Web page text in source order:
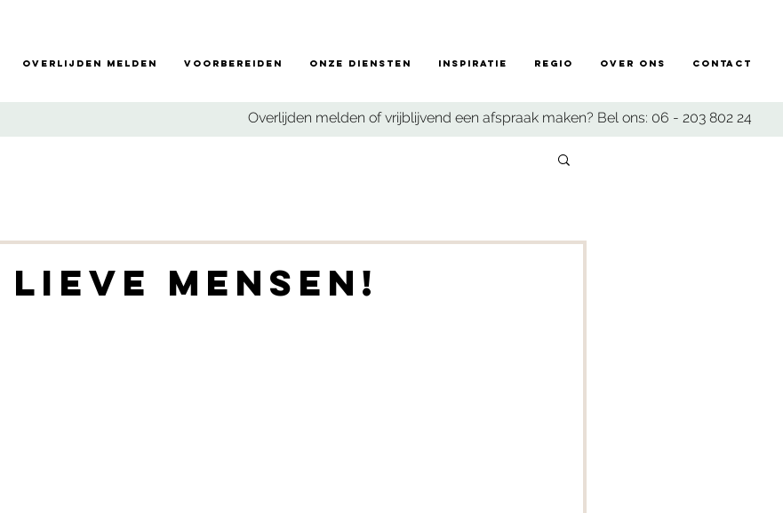
Overlijden melden of vrijblijvend een afspraak maken? Bel ons: 06 - 203 802 24
Overlijden melden Voorbereiden Onze diensten Inspiratie Regio Over ons Contact
mensen!